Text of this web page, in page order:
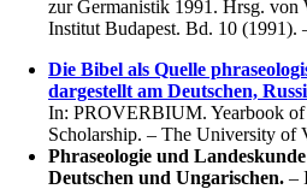
zur Germanistik 1991. Hrsg. von
Institut Budapest. Bd. 10 (1991).
Die Bibel als Quelle
dargestellt am Deutschen,
In: PROVERBIUM. Yearbook of
Scholarship. – The University of
Phraseologie und
Deutschen und Ungarischen. –